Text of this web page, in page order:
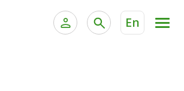
En